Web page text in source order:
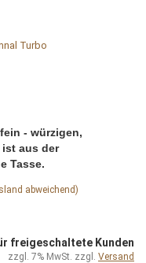
- würzigen,
aus der
Tasse.
abweichend)
freigeschaltete Kunden
zzgl. 7% MwSt. zzgl. Versand